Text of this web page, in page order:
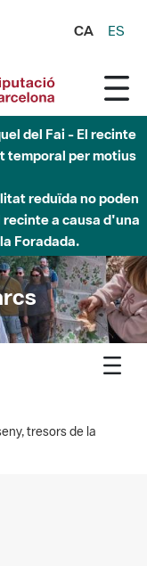
CA ES
Fluvial Besòs -
del Besòs degut a
sobre el riu
la